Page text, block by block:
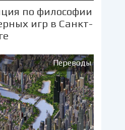
по философии
игр в Санкт-
Переводы